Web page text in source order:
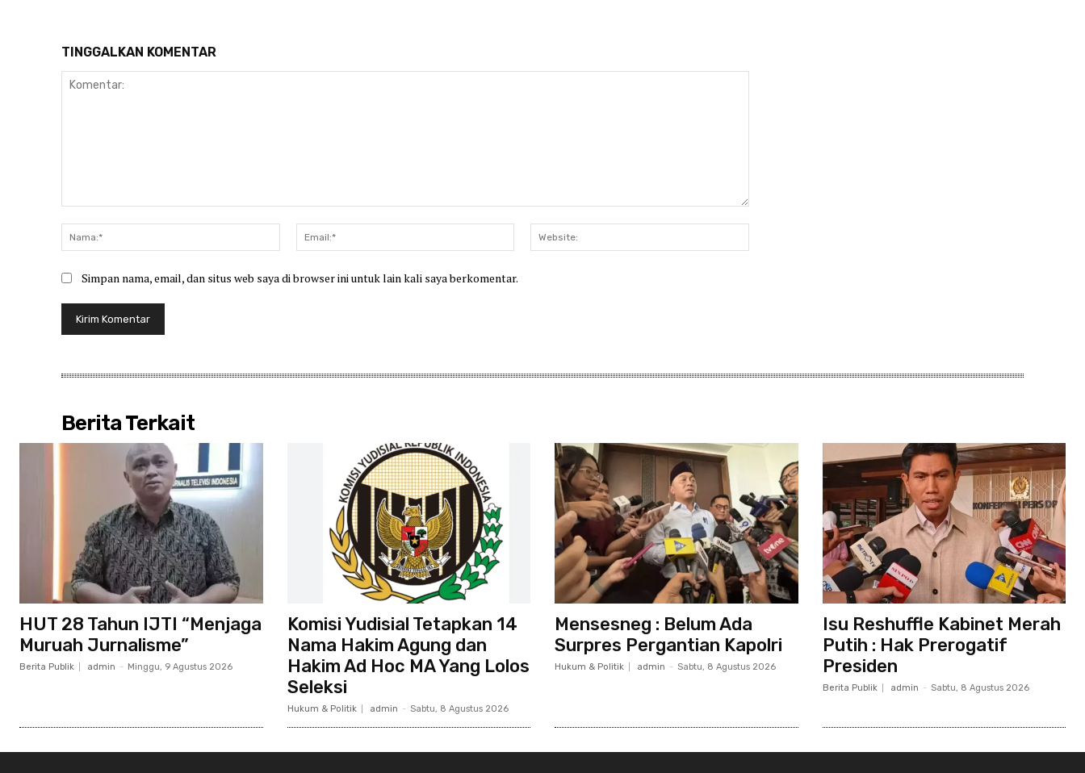
TINGGALKAN KOMENTAR
Nama:*
Email:*
Simpan nama, email, dan situs web saya di browser ini untuk lain kali saya berkomentar.
Berita Terkait
HUT 28 Tahun IJTI “Menjaga
Muruah Jurnalisme”
Berita Publik admin - Minggu, 9 Agustus 2026
Komisi Yudisial Tetapkan 14
Nama Hakim Agung dan
Hakim Ad Hoc MA Yang Lolos
Seleksi
Hukum & Politik admin - Sabtu, 8 Agustus 2026
Mensesneg : Belum Ada
Surpres Pergantian Kapolri
Hukum & Politik admin - Sabtu, 8 Agustus 2026
Isu Reshuffle Kabinet Merah
Putih : Hak Prerogatif
Presiden
Berita Publik admin - Sabtu, 8 Agustus 2026